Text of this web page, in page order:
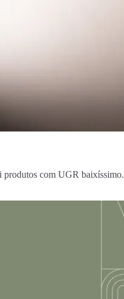
produtos com UGR baixíssimo.